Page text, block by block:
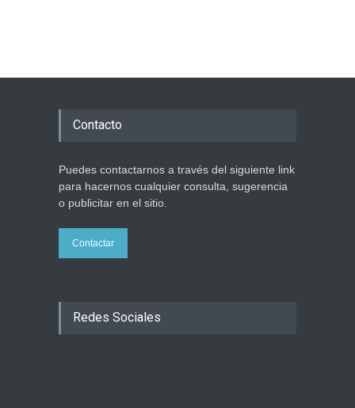
Contacto
Puedes contactarnos a través del siguiente link
para hacernos cualquier consulta, sugerencia
o publicitar en el sitio.
Contactar
Redes Sociales